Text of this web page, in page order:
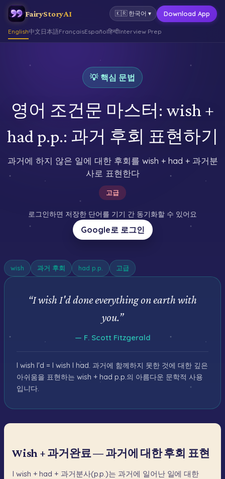
FairyStoryAI 🇰🇷 한국어 ▾ Download App
English中文 日本語FrançaisEspañolहिन्दीInterview Prep
💡 핵심 문법
영어 조건문 마스터: wish +
had p.p.: 과거 후회 표현하기
과거에 하지 않은 일에 대한 후회를 wish + had + 과거분
사로 표현한다
고급
로그인하면 저장한 단어를 기기 간 동기화할 수 있어요
Google로 로그인
wish 과거 후회 had p.p. 고급
“I wish I'd done everything on earth with
you.”
— F. Scott Fitzgerald
I wish I'd = I wish I had. 과거에 함께하지 못한 것에 대한 깊은
아쉬움을 표현하는 wish + had p.p.의 아름다운 문학적 사용
입니다.
Wish + 과거완료 — 과거에 대한 후회 표현
I wish + had + 과거분사(p.p.)는 과거에 일어난 일에 대한